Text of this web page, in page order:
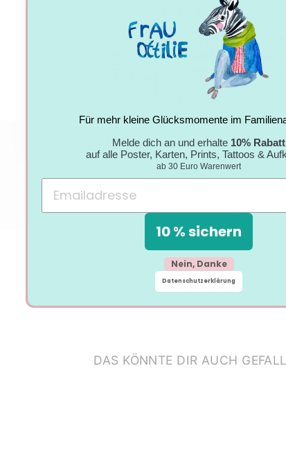
★★★★★
"Nachhaltigkeitsgedanke wird
nettes Paket mit tollem Umschlag;
wieder."
Nicole
05.09.2024
Siehe dir alle Bewertungen
DAS KÖNNTE DIR AUCH
Für mehr kleine Glücksmomente im
Melde dich an und erhalte 10% Rabatt
auf alle Poster, Karten, Prints, Tattoos &
ab 30 Euro Warenwert
10 % sichern
Nein, Danke
Datenschutzerklärung